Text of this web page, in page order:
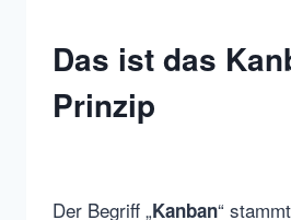
Das ist das
Prinzip
Der Begriff „Kanban“